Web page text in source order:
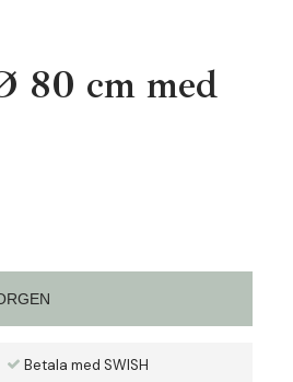
80 cm med
Betala med SWISH